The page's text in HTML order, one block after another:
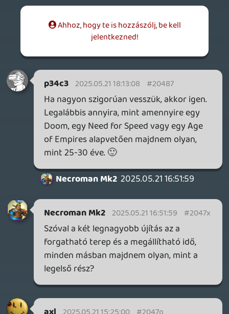
testeket elnyelő rejtekhelyek pontosan
ugyanígy működnek a Mimimi játékaiban,
elcsalhatatlan, elit ellenfelek is.
A síppal kombinált medvecsapda egy az
egyben Yuki / Hector védjegye a Shadow
Tactics-ból, illetve a Desperados III-ból. Az
őrök figyelmének elterelése és lekötése
szintén előbbiből Aiko egyik
leghasznosabb képessége. (Mondjuk az ő
eszköztárát javarészt épp a Commandos
kéme inspirálta.)
A Command Mode pedig a Showdown
Mode a Desperados III-ból, de
időmegállítás nélkül jelen volt már a
Desperados első részében és a Robin
Hood: The Legend of Sherwood-ban
(Quick Action) vagy a Shadow Tactics-ban
(Shadow Mode néven) is.
Ettől függetlenül ha tisztességesen
rendbe szedik néhány javítással,
valószínűleg be fogom szerezni, de most a
Shadow Tactics - Aiko's Choice -
Desperados III - Shadow Gambit a kitűzött
sorrend. Plusz nemrég találtam rá a
tavalyi, számomra teljesen fű alatt